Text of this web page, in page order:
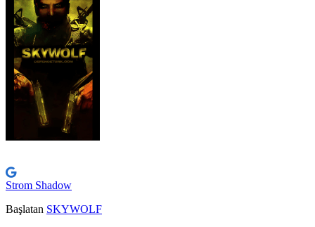
Strom Shadow
Başlatan SKYWOLF